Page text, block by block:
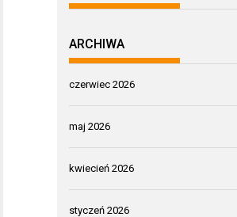
ARCHIWA
czerwiec 2026
maj 2026
kwiecień 2026
styczeń 2026